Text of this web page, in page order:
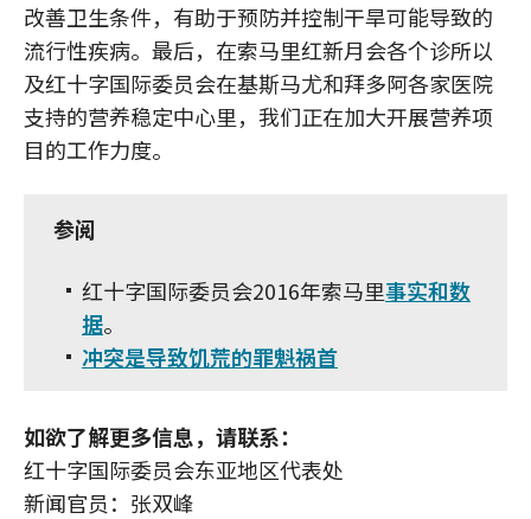
改善卫生条件，有助于预防并控制干旱可能导致的
流行性疾病。最后，在索马里红新月会各个诊所以
及红十字国际委员会在基斯马尤和拜多阿各家医院
支持的营养稳定中心里，我们正在加大开展营养项
目的工作力度。
参阅
红十字国际委员会2016年索马里事实和数
据。
冲突是导致饥荒的罪魁祸首
如欲了解更多信息，请联系：
红十字国际委员会东亚地区代表处
新闻官员：张双峰